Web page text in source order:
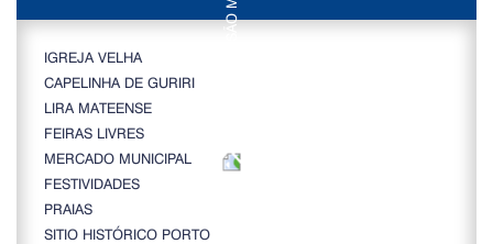
IGREJA VELHA
CAPELINHA DE GURIRI
LIRA MATEENSE
FEIRAS LIVRES
MERCADO MUNICIPAL
FESTIVIDADES
PRAIAS
SITIO HISTÓRICO PORTO